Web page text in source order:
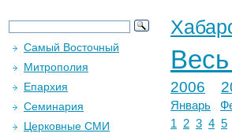
2006
Январь
1
2 3 4 5
Самый Восточный
Митрополия
Епархия
Семинария
Церковные СМИ